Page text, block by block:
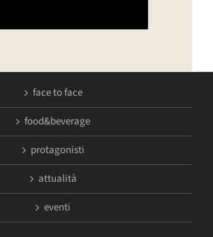
face to face
food&beverage
protagonisti
attualità
eventi